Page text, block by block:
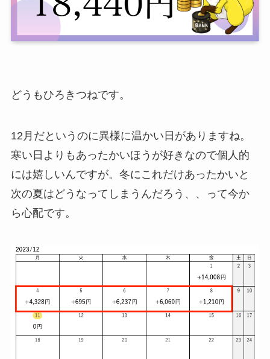
どうもひろきつねです。
12月だというのに異様に温かい日がありますね。
寒い日よりもあったかいほうが好きなので個人的
には嬉しいんですが。冬にこれだけあったかいと
次の夏はどうなってしまうんだろう、、って今か
ら心配です。